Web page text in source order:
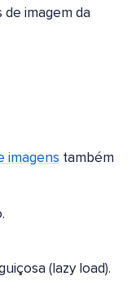
imagem da
imagens também
(lazy load).